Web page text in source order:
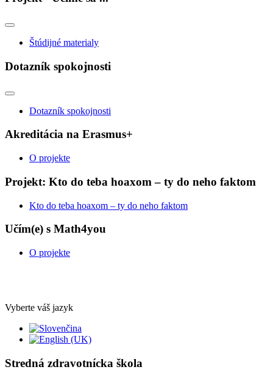
Štúdijné materialy
Dotazník spokojnosti
Dotazník spokojnosti
Akreditácia na Erasmus+
O projekte
Projekt: Kto do teba hoaxom – ty do neho faktom
Kto do teba hoaxom – ty do neho faktom
Učím(e) s Math4you
O projekte
Vyberte váš jazyk
Stredná zdravotnícka škola